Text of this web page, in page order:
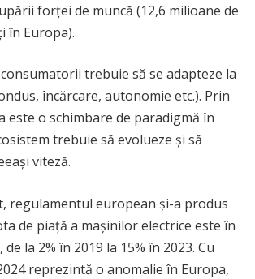
forței de muncă (12,6 milioane de
în Europa).
trebuie să se adapteze la
încărcare, autonomie etc.). Prin
este o schimbare de paradigmă în
trebuie să evolueze și să
viteză.
regulamentul european și-a produs
de piață a mașinilor electrice este în
la 2% în 2019 la 15% în 2023. Cu
reprezintă o anomalie în Europa,